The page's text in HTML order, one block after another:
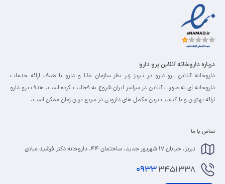
درباره داروخانه آنلاین پرو دارو
داروخانه آنلاین پرو دارو در تبریز زیر نظر سازمان غذا و دارو با هدف ارائه خدمات
داروخانه ای به صورت آنلاین در سراسر ایران شروع به فعالیت کرده است. هدف پرو دارو
ارائه بهترین و با کیفیت ترین مکمل های دارویی در سریع ترین زمان ممکن است.
تماس با ما
تبریز، خیابان 17 شهریور جدید، ساختمان 44، داروخانه دکتر فرشید عبادی
09333451338